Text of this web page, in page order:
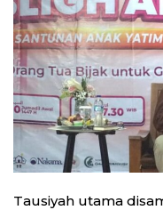
Tausiyah utama